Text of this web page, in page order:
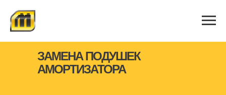
ЗАМЕНА ПОДУШЕК
АМОРТИЗАТОРА